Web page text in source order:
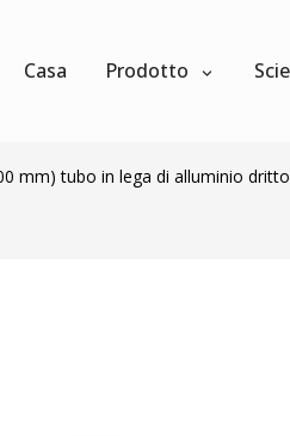
Casa Prodotto
mm) tubo in lega di alluminio